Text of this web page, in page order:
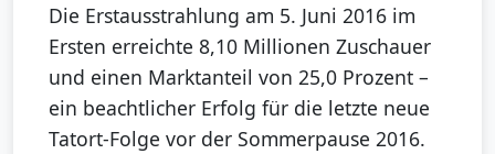
Die Erstausstrahlung am 5. Juni 2016 im
Ersten erreichte 8,10 Millionen Zuschauer
und einen Marktanteil von 25,0 Prozent –
ein beachtlicher Erfolg für die letzte neue
Tatort-Folge vor der Sommerpause 2016.